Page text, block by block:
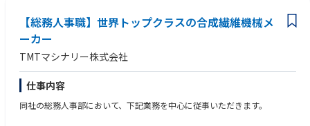
【総務人事職】世界トップクラスの合成繊維機械メ
ーカー
TMTマシナリー株式会社
仕事内容
同社の総務人事部において、下記業務を中心に従事いただきます。